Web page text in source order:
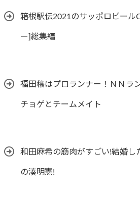
箱根駅伝2021のサッポロビール
ー]総集編
福田穣はプロランナー！ＮＮラ
チョゲとチームメイト
和田麻希の筋肉がすごい!結婚し
の湊明憲!